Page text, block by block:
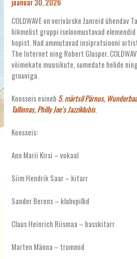
COLDWAVE on verivärske žanreid ühendav
liikmelist gruppi iseloomustavad elemendid
hopist. Nad ammutavad insipratsiooni
The Internet ning Robert Glasper.
võimekate muusikute, sumedate helide
gruuviga.
Koosseis esineb 5. märtsil Pärnus,
Tallinnas, Philly Joe’s Jazziklubis.
Koosseis:
Ann Marii Kirsi – vokaal
Siim Hendrik Saar – kitarr
Sander Berens – klahvpillid
Claus Heinrich Riismaa – basskitarr
Marten Männa – trummid